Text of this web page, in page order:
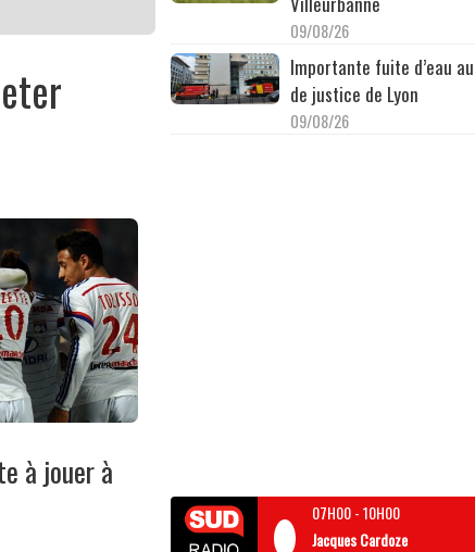
à jouer à
09/08/26
Importante fuite d’eau
de justice de Lyon
09/08/26
07H00-10H00
Jacques Cardoze